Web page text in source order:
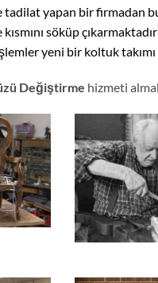
yapan bir firmadan
söküp
yeni bir koltuk
Değiştirme hizmeti